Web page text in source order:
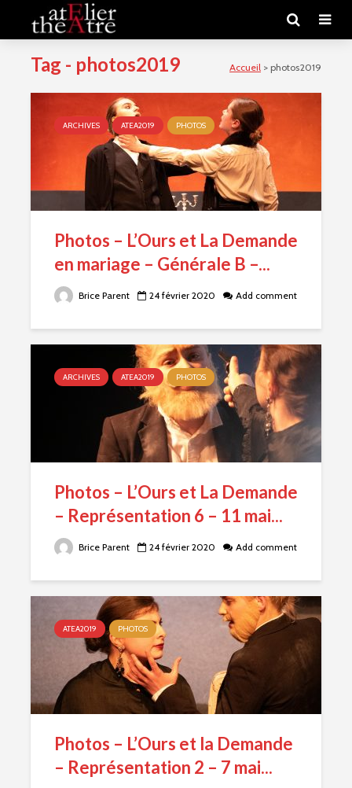
Tag - photos2019 Accueil > photos2019
ARCHIVES ATEA2019 PHOTOS
Photos – L’Ours et La Demande
en mariage – Générale B –...
Brice Parent 24 février 2020 Add comment
ARCHIVES ATEA2019 PHOTOS
Photos – L’Ours et La Demande
– Représentation 6 – 11 mai...
Brice Parent 24 février 2020 Add comment
ATEA2019 PHOTOS
Photos – L’Ours et la Demande
– Représentation 2 – 7 mai...